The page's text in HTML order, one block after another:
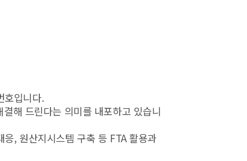
호입니다.
해 드린다는 의미를 내포하고 있습니
, 원산지시스템 구축 등 FTA 활용과